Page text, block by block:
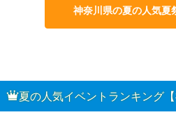
神奈川県の夏の人気夏
夏の人気イベントランキング【